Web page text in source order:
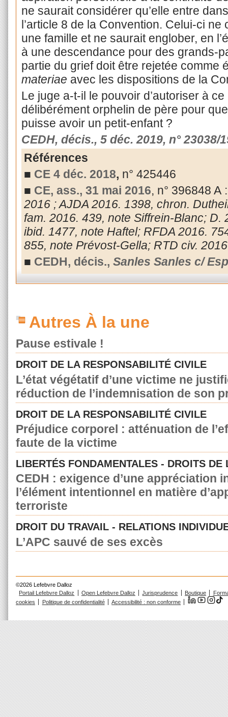
ne saurait considérer qu’elle entre
l’article 8 de la Convention. Celui-ci
une famille et ne saurait englober, en
à une descendance pour des grands-
partie du grief doit être rejetée comme
materiae avec les dispositions de la
Le juge a-t-il le pouvoir d’autoriser à
délibérément orphelin de père pour
puisse avoir un petit-enfant ?
CEDH, décis., 5 déc. 2019, n° 23038/
Références
■ CE 4 déc. 2018, n° 425446
■ CE, ass., 31 mai 2016, n° 396848 A
2016 ; AJDA 2016. 1398, chron.
fam. 2016. 439, note Siffrein-Blanc; D.
ibid. 1477, note Haftel; RFDA 2016.
855, note Prévost-Gella; RTD civ.
■ CEDH, décis., Sanles Sanles c/
Autres À la une
Pause estivale !
DROIT DE LA RESPONSABILITÉ CIVILE
L’état végétatif d’une victime ne
réduction de l’indemnisation de son
DROIT DE LA RESPONSABILITÉ CIVILE
Préjudice corporel : atténuation de
faute de la victime
LIBERTÉS FONDAMENTALES - DROITS DE
CEDH : exigence d’une appréciation
l’élément intentionnel en matière
terroriste
DROIT DU TRAVAIL - RELATIONS
L’APC sauvé de ses excès
©2026 Lefebvre Dalloz
Portail Lefebvre Dalloz
Open Lefebvre Dalloz Jurisprudence Boutique
cookies
Politique de confidentialité Accessibilité : non conforme